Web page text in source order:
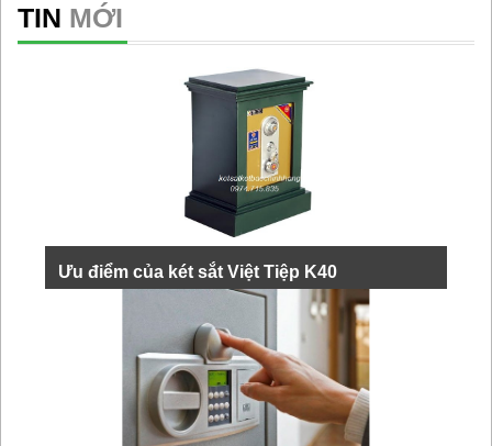
TIN MỚI
Ưu điểm của két sắt Việt Tiệp K40
Két sắt Việt Tiệp k40 được sản xuất bằng chất liệu là
hợp kim thép cao cấp, bên trong là bê tông xốp có khả
năng tăng chống cháy nổ và chống phá....
XEM THÊM